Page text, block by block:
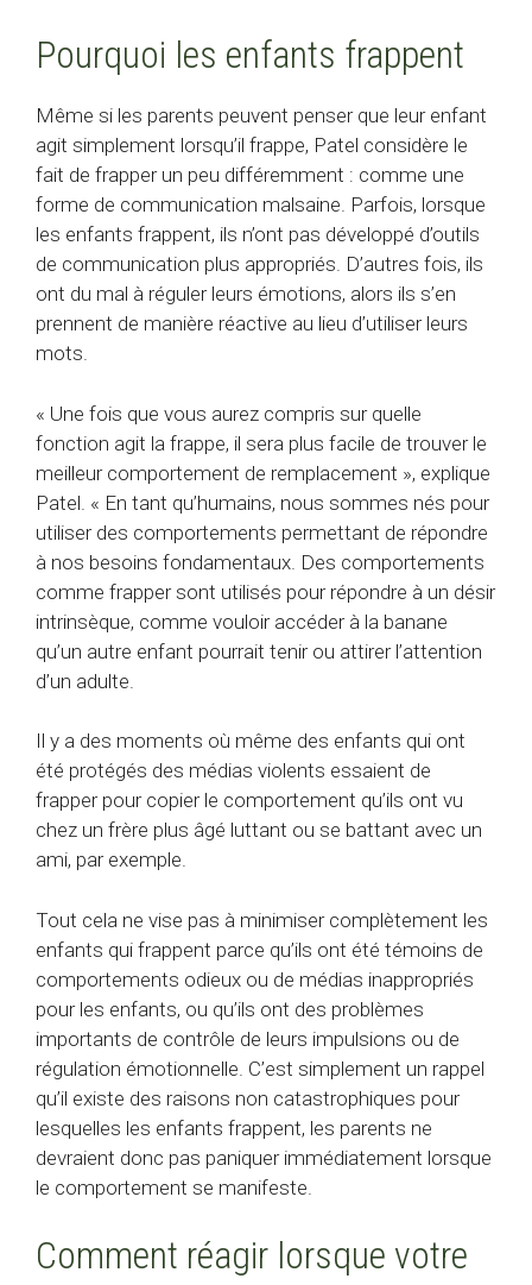
Pourquoi les enfants frappent
Même si les parents peuvent penser que leur enfant
agit simplement lorsqu’il frappe, Patel considère le
fait de frapper un peu différemment : comme une
forme de communication malsaine. Parfois, lorsque
les enfants frappent, ils n’ont pas développé d’outils
de communication plus appropriés. D’autres fois, ils
ont du mal à réguler leurs émotions, alors ils s’en
prennent de manière réactive au lieu d’utiliser leurs
mots.
« Une fois que vous aurez compris sur quelle
fonction agit la frappe, il sera plus facile de trouver le
meilleur comportement de remplacement », explique
Patel. « En tant qu’humains, nous sommes nés pour
utiliser des comportements permettant de répondre
à nos besoins fondamentaux. Des comportements
comme frapper sont utilisés pour répondre à un désir
intrinsèque, comme vouloir accéder à la banane
qu’un autre enfant pourrait tenir ou attirer l’attention
d’un adulte.
Il y a des moments où même des enfants qui ont
été protégés des médias violents essaient de
frapper pour copier le comportement qu’ils ont vu
chez un frère plus âgé luttant ou se battant avec un
ami, par exemple.
Tout cela ne vise pas à minimiser complètement les
enfants qui frappent parce qu’ils ont été témoins de
comportements odieux ou de médias inappropriés
pour les enfants, ou qu’ils ont des problèmes
importants de contrôle de leurs impulsions ou de
régulation émotionnelle. C’est simplement un rappel
qu’il existe des raisons non catastrophiques pour
lesquelles les enfants frappent, les parents ne
devraient donc pas paniquer immédiatement lorsque
le comportement se manifeste.
Comment réagir lorsque votre